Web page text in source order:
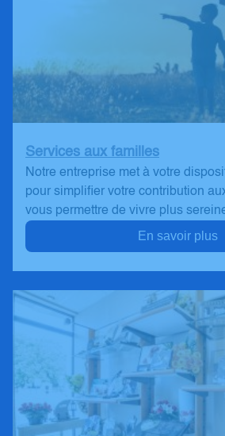
Services aux familles
Notre entreprise met à votre
pour simplifier votre contribution
vous permettre de vivre plus
En savoir plus